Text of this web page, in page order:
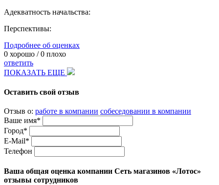
Адекватность начальства:
Перспективы:
Подробнее об оценках
0 хорошо /0 плохо
ответить
ПОКАЗАТЬ ЕЩЕ
Оставить свой отзыв
Отзыв о: работе в компании собеседовании в компании
Ваше имя*
Город*
E-Mail*
Телефон
Ваша общая оценка компании Сеть магазинов «Лотос»
отзывы сотрудников